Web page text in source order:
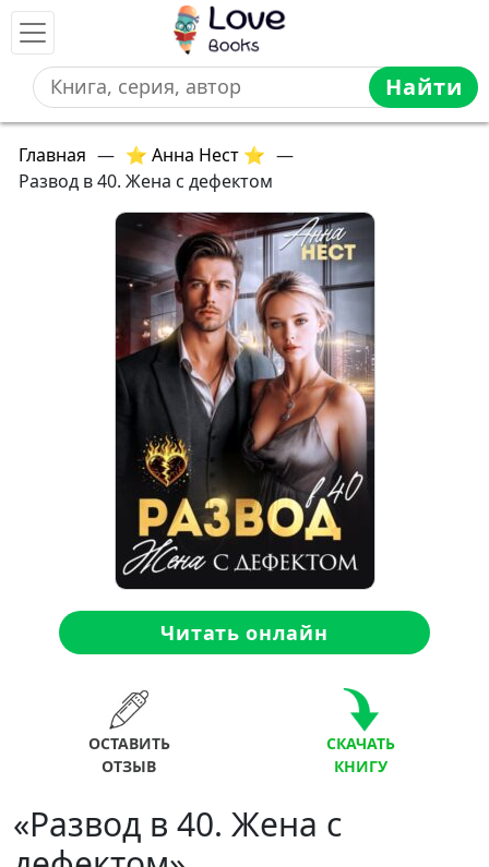
Найти
Главная — ⭐ Анна Нест ⭐ —
Развод в 40. Жена с дефектом
Читать онлайн
ОСТАВИТЬ
ОТЗЫВ
СКАЧАТЬ
КНИГУ
«Развод в 40. Жена с